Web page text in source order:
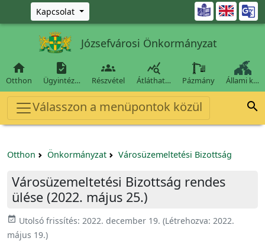
Ugrás a fő tartalomra
Kapcsolat 
Józsefvárosi Önkormányzat

Otthon

Ügyintéz…

Részvétel

Átláthat… Pázmány Állami k…
Válasszon a menüpontok közül 
Otthon Önkormányzat Városüzemeltetési Bizottság
Városüzemeltetési Bizottság rendes
ülése (2022. május 25.)
event_available Utolsó frissítés: 2022. december 19. (Létrehozva: 2022.
május 19.)